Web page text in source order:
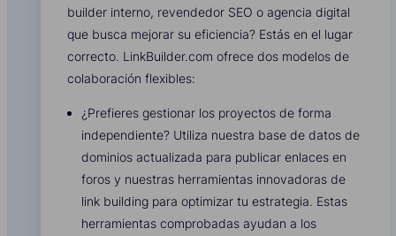
builder interno, revendedor SEO o agencia digital
que busca mejorar su eficiencia? Estás en el lugar
correcto. LinkBuilder.com ofrece dos modelos de
colaboración flexibles:
¿Prefieres gestionar los proyectos de forma
independiente? Utiliza nuestra base de datos de
dominios actualizada para publicar enlaces en
foros y nuestras herramientas innovadoras de
link building para optimizar tu estrategia. Estas
herramientas comprobadas ayudan a los